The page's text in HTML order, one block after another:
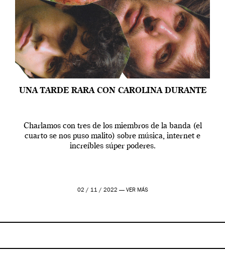
UNA TARDE RARA CON CAROLINA DURANTE
Charlamos con tres de los miembros de la banda (el
cuarto se nos puso malito) sobre música, internet e
increíbles súper poderes.
02 / 11 / 2022 — VER MÁS